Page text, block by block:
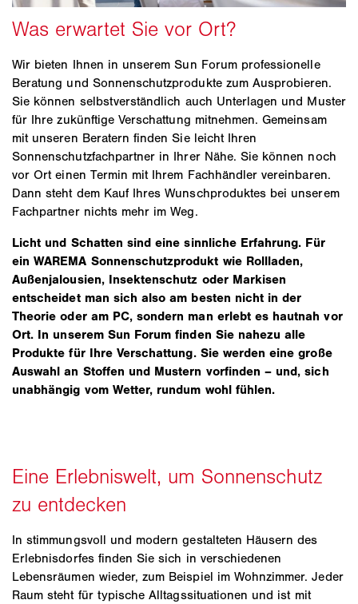
Wir bieten Ihnen in unserem Sun Forum professionelle
Beratung und Sonnenschutzprodukte zum Ausprobieren.
Sie können selbstverständlich auch Unterlagen und Muster
für Ihre zukünftige Verschattung mitnehmen. Gemeinsam
mit unseren Beratern finden Sie leicht Ihren
Sonnenschutzfachpartner in Ihrer Nähe. Sie können noch
vor Ort einen Termin mit Ihrem Fachhändler vereinbaren.
Dann steht dem Kauf Ihres Wunschproduktes bei unserem
Fachpartner nichts mehr im Weg.
Licht und Schatten sind eine sinnliche Erfahrung. Für
ein WAREMA Sonnenschutzprodukt wie Rollladen,
Außenjalousien, Insektenschutz oder Markisen
entscheidet man sich also am besten nicht in der
Theorie oder am PC, sondern man erlebt es hautnah vor
Ort. In unserem Sun Forum finden Sie nahezu alle
Produkte für Ihre Verschattung. Sie werden eine große
Auswahl an Stoffen und Mustern vorfinden – und, sich
unabhängig vom Wetter, rundum wohl fühlen.
In stimmungsvoll und modern gestalteten Häusern des
Erlebnisdorfes finden Sie sich in verschiedenen
Lebensräumen wieder, zum Beispiel im Wohnzimmer. Jeder
Raum steht für typische Alltagssituationen und ist mit